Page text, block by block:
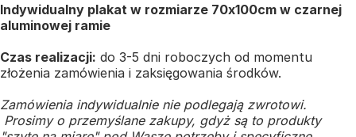
Indywidualny plakat w rozmiarze 70x100cm w czarnej
aluminowej ramie
Czas realizacji: do 3-5 dni roboczych od momentu
złożenia zamówienia i zaksięgowania środków.
Zamówienia indywidualnie nie podlegają zwrotowi.
Prosimy o przemyślane zakupy, gdyż są to produkty